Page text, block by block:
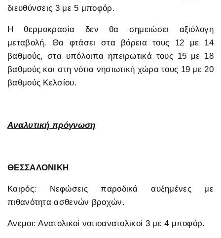
διευθύνσεις 3 με 5 μποφόρ.
Η θερμοκρασία δεν θα σημειώσει αξιόλογη
μεταβολή. Θα φτάσει στα βόρεια τους 12 με 14
βαθμούς, στα υπόλοιπα ηπειρωτικά τους 15 με 18
βαθμούς και στη νότια νησιωτική χώρα τους 19 με 20
βαθμούς Κελσίου.
Αναλυτική πρόγνωση
ΘΕΣΣΑΛΟΝΙΚΗ
Καιρός: Νεφώσεις παροδικά αυξημένες με
πιθανότητα ασθενών βροχών.
Ανεμοι: Ανατολικοί νοτιοανατολικοί 3 με 4 μποφόρ.